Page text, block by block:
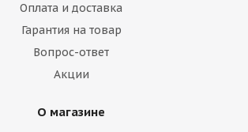
Оплата и доставка
Гарантия на товар
Вопрос-ответ
Акции
О магазине